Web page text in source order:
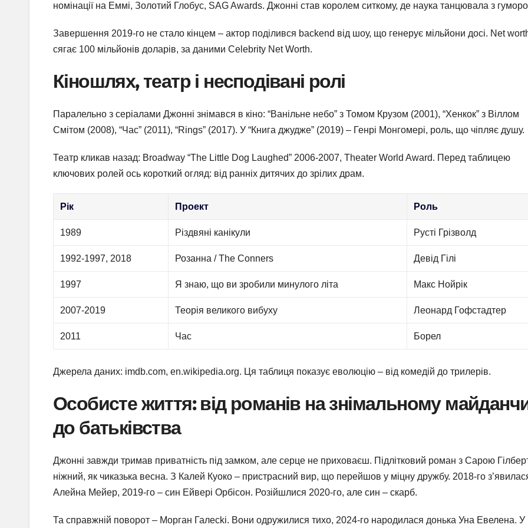
номінації на Еммі, Золотий Глобус, SAG Awards. Джонні став королем ситкому, де наука танцювала з
Завершення 2019-го не стало кінцем – актор поділився backend від шоу, що генерує мільйони досі. Net
сягає 100 мільйонів доларів, за даними Celebrity Net Worth.
Кіношлях, театр і несподівані ролі
Паралельно з серіалами Джонні знімався в кіно: “Ванільне небо” з Томом Крузом (2001), “Хенкок” з Віллом
Смітом (2008), “Час” (2011), “Rings” (2017). У “Книга джудже” (2019) – Генрі Монгомері, роль, що чіпляє душу.
Театр кликав назад: Broadway “The Little Dog Laughed” 2006-2007, Theater World Award. Перед таблицею
ключових ролей ось короткий огляд: від ранніх дитячих до зрілих драм.
Рік Проект Роль
1989 Різдвяні канікули Русті Грізволд
1992-1997, 2018 Розанна / The Conners Девід Гілі
1997 Я знаю, що ви зробили минулого літа Макс Нойрік
2007-2019 Теорія великого вибуху Леонард Гофстадтер
2011 Час Борел
Джерела даних: imdb.com, en.wikipedia.org. Ця таблиця показує еволюцію – від комедій до трилерів.
Особисте життя: від романів на знімальному
до батьківства
Джонні завжди тримав приватність під замком, але серце не приховаєш. Підлітковий роман з Сарою
ніжний, як чиказька весна. З Калей Куоко – пристрасний вир, що перейшов у міцну дружбу. 2018-го
Алейна Мейер, 2019-го – син Ейвері Орбісон. Розійшлися 2020-го, але син – скарб.
Та справжній поворот – Морган Галecki. Вони одружилися тихо, 2024-го народилася донька Уна Евелена. У